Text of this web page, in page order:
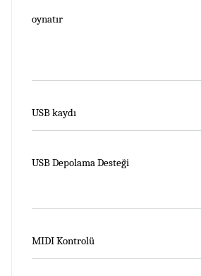
oynatır
USB kaydı
USB Depolama Desteği
MIDI Kontrolü